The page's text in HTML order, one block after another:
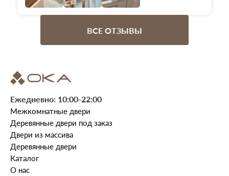
ВСЕ ОТЗЫВЫ
Ежедневно: 10:00-22:00
Межкомнатные двери
Деревянные двери под заказ
Двери из массива
Деревянные двери
Каталог
О нас